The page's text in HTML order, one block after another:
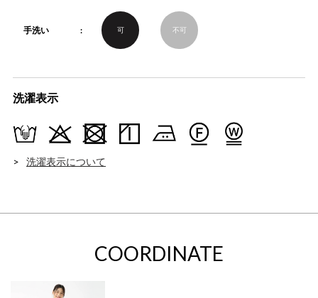
手洗い 可 不可
洗濯表示
洗濯表示について
COORDINATE